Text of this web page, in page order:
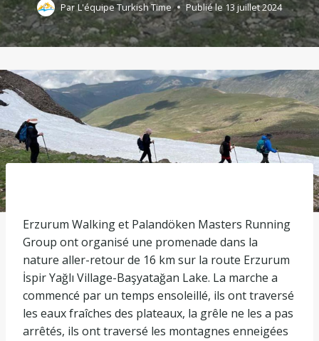
ParL'équipe Turkish Time Publié le 13 juillet 2024
Erzurum Walking et Palandöken Masters Running
Group ont organisé une promenade dans la
nature aller-retour de 16 km sur la route Erzurum
İspir Yağlı Village-Başyatağan Lake. La marche a
commencé par un temps ensoleillé, ils ont traversé
les eaux fraîches des plateaux, la grêle ne les a pas
arrêtés, ils ont traversé les montagnes enneigées